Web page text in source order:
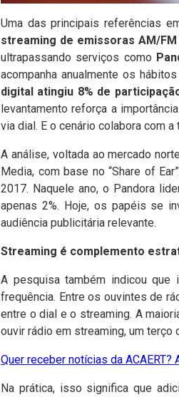
Uma das principais referências
streaming de emissoras AM/
ultrapassando serviços como
acompanha anualmente os
digital atingiu 8% de
levantamento reforça a
via dial. E o cenário colabora com
A análise, voltada ao mercado
Media, com base no “Share of
2017. Naquele ano, o Pandora
apenas 2%. Hoje, os papéis se
audiência publicitária relevante.
Streaming é complemento
A pesquisa também indicou que
frequência. Entre os ouvintes de
entre o dial e o streaming. A
ouvir rádio em streaming, um
Quer receber notícias da
Na prática, isso significa que